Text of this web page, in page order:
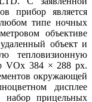
прибор является
типе ночных
объективе
объект и
тепловизионную
VOx 384 × 288 рх.
окружающей
дисплее
прицельных